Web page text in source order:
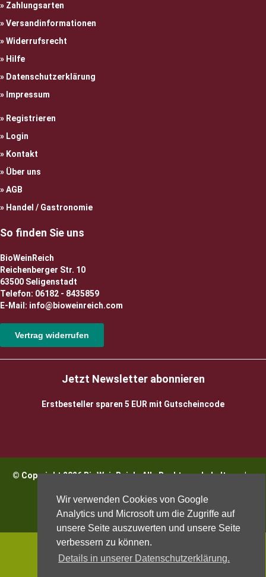
Wir verwenden Cookies von Google
Analytics und Microsoft um die Zugriffe auf
unsere Seite auszuwerten und unsere Seite
verbessern zu können.
Details in unserer Datenschutzerklärung.
Zahlungsarten
Versandinformationen
Widerrufsrecht
Hilfe
Datenschutzerklärung
Impressum
Registrieren
Login
Kontakt
Über uns
AGB
Handel / Gastronomie
So finden Sie uns
BioWeinReich
Reichenberger Str. 10
63500 Seligenstadt
Telefon: 06182 - 8435859
E-Mail: info@bioweinreich.com
Vertrag widerrufen
Jetzt Newsletter abonnieren
Erstbesteller sparen 5 EUR mit Gutscheincode
© Copyright 2026 BioWeinReich. Alle Rechte vorbehalten |